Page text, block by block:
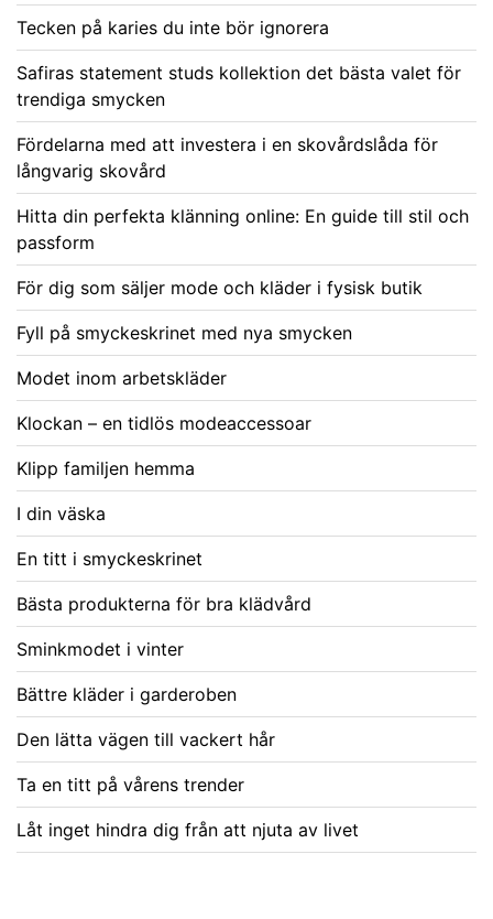
Tecken på karies du inte bör ignorera
Safiras statement studs kollektion det bästa valet för
trendiga smycken
Fördelarna med att investera i en skovårdslåda för
långvarig skovård
Hitta din perfekta klänning online: En guide till stil och
passform
För dig som säljer mode och kläder i fysisk butik
Fyll på smyckeskrinet med nya smycken
Modet inom arbetskläder
Klockan – en tidlös modeaccessoar
Klipp familjen hemma
I din väska
En titt i smyckeskrinet
Bästa produkterna för bra klädvård
Sminkmodet i vinter
Bättre kläder i garderoben
Den lätta vägen till vackert hår
Ta en titt på vårens trender
Låt inget hindra dig från att njuta av livet